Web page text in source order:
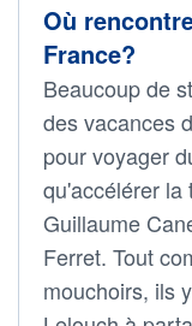
Où
France?
Beaucoup de
des vacances
pour voyager
qu'accélérer la
Guillaume
Ferret. Tout
mouchoirs, ils